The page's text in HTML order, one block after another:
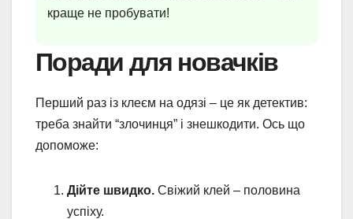
краще не пробувати!
Поради для новачків
Перший раз із клеєм на одязі – це як детектив:
треба знайти “злочинця” і знешкодити. Ось що
допоможе:
Дійте швидко. Свіжий клей – половина
успіху.